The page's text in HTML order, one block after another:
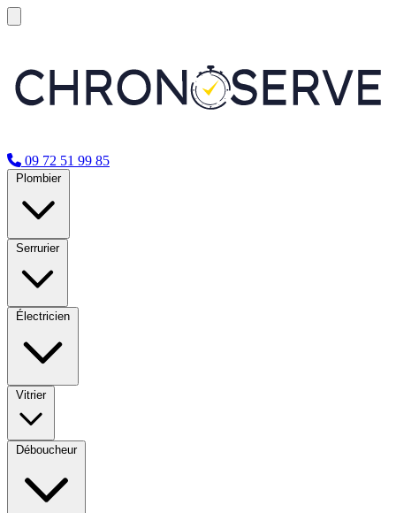
09 72 51 99 85
Plombier
Serrurier
Électricien
Vitrier
Déboucheur